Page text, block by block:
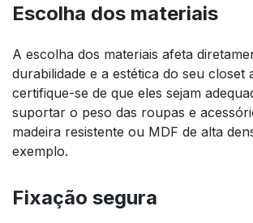
Escolha dos materiais
A escolha dos materiais afeta
durabilidade e a estética do seu closet
certifique-se de que eles sejam
suportar o peso das roupas e
madeira resistente ou MDF de alta
exemplo.
Fixação segura